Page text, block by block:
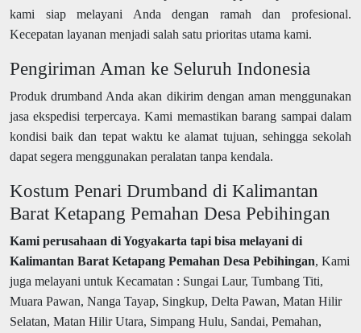
kami siap melayani Anda dengan ramah dan profesional.
Kecepatan layanan menjadi salah satu prioritas utama kami.
Pengiriman Aman ke Seluruh Indonesia
Produk drumband Anda akan dikirim dengan aman menggunakan
jasa ekspedisi terpercaya. Kami memastikan barang sampai dalam
kondisi baik dan tepat waktu ke alamat tujuan, sehingga sekolah
dapat segera menggunakan peralatan tanpa kendala.
Kostum Penari Drumband di Kalimantan
Barat Ketapang Pemahan Desa Pebihingan
Kami perusahaan di Yogyakarta tapi bisa melayani di
Kalimantan Barat Ketapang Pemahan Desa Pebihingan, Kami
juga melayani untuk Kecamatan : Sungai Laur, Tumbang Titi,
Muara Pawan, Nanga Tayap, Singkup, Delta Pawan, Matan Hilir
Selatan, Matan Hilir Utara, Simpang Hulu, Sandai, Pemahan,